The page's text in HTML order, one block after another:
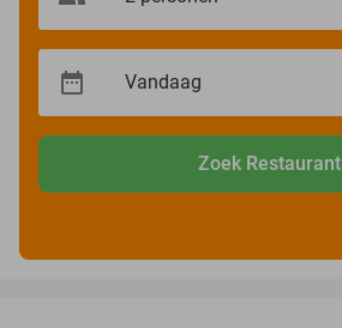
Zoek Restaurant